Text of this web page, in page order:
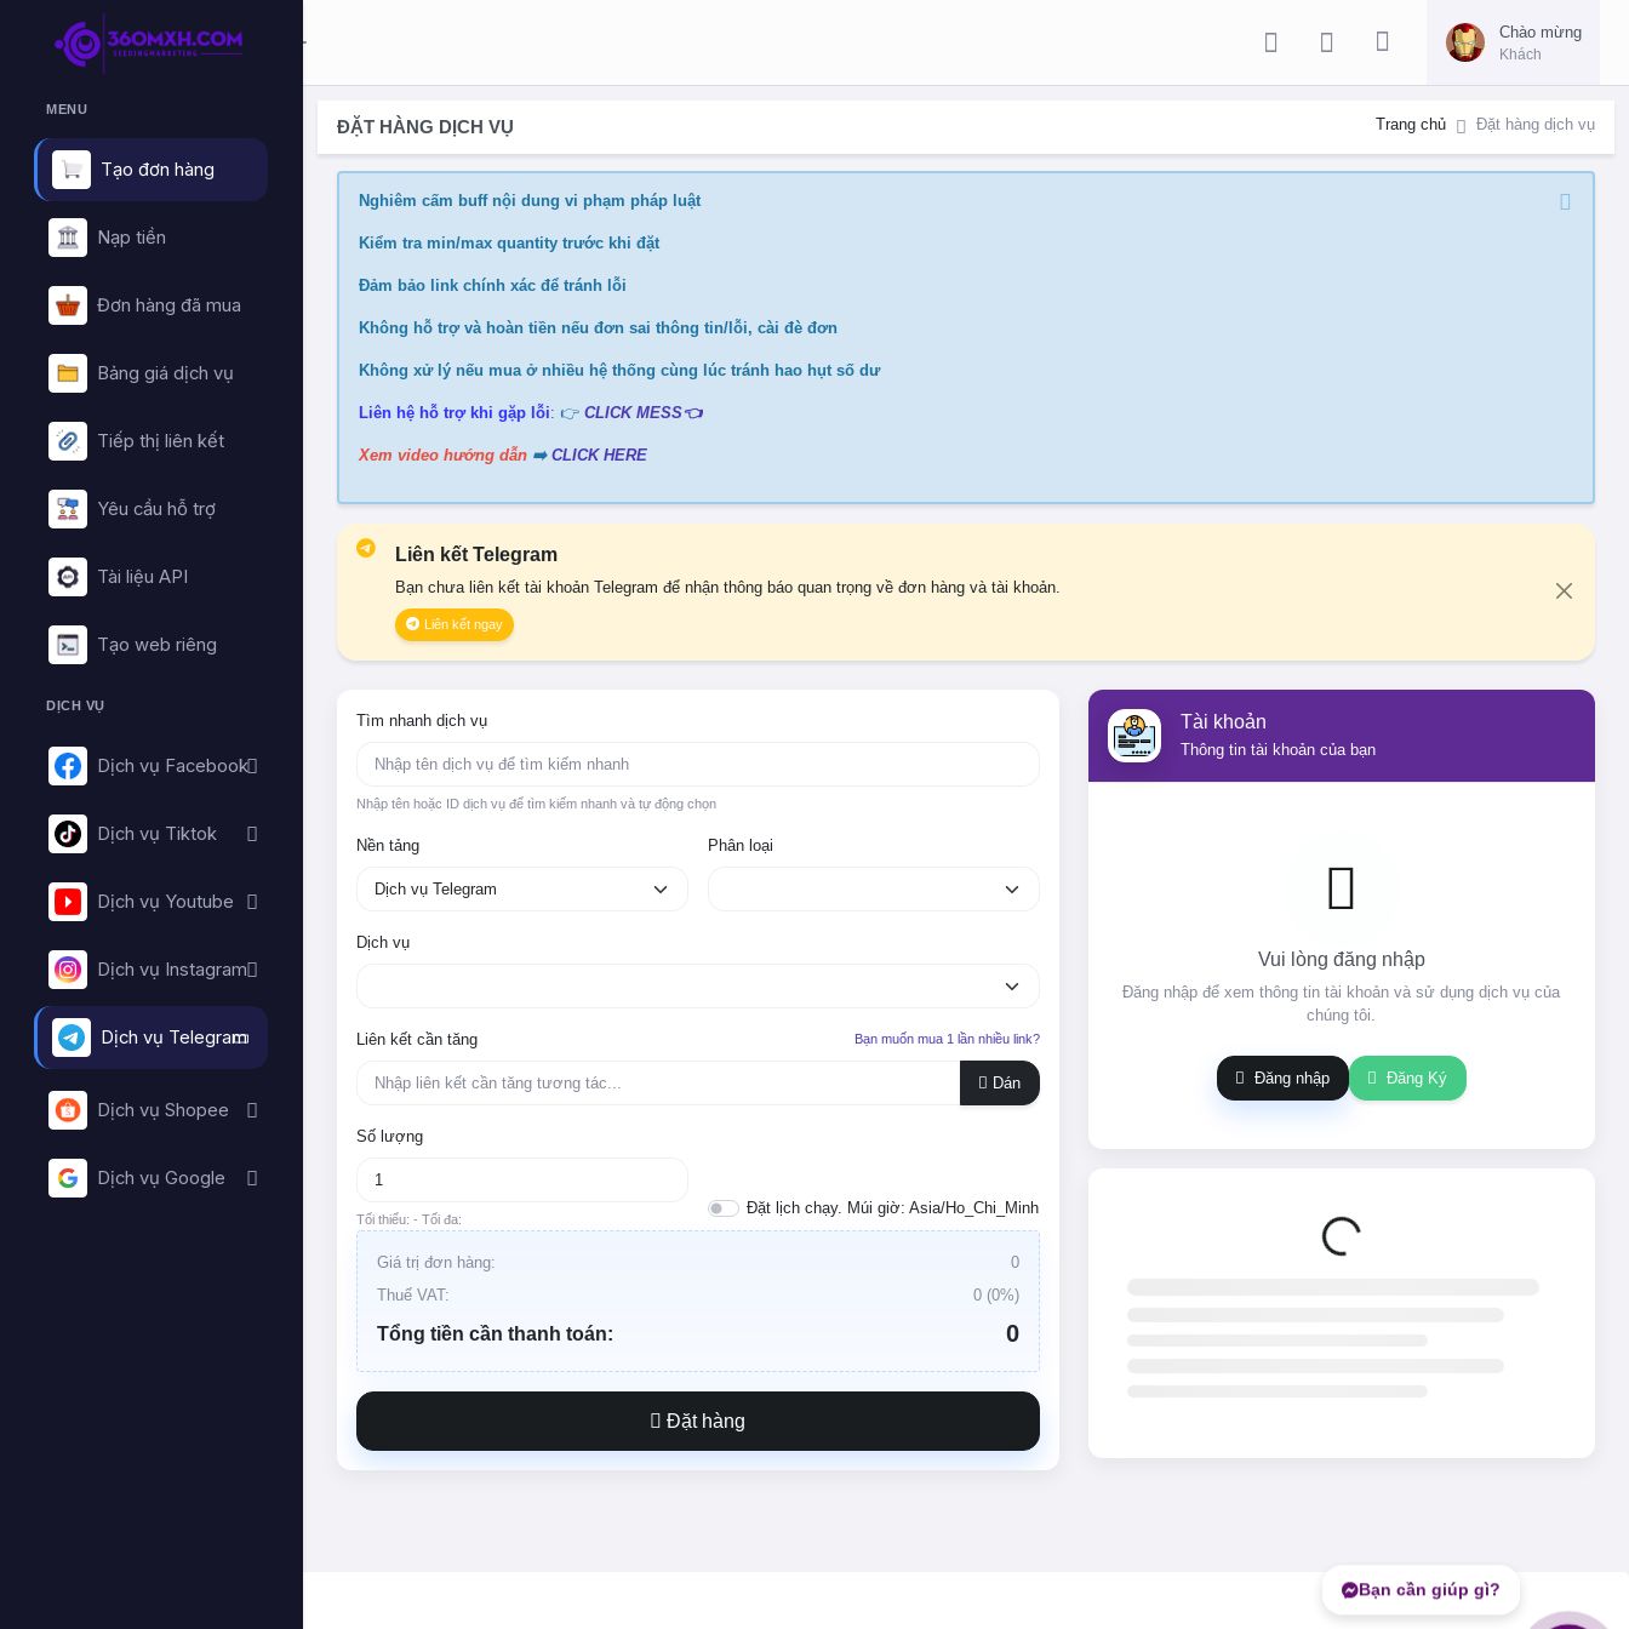
Chào mừng
Khách
MENU
Tạo đơn hàng
Nạp tiền
Đơn hàng đã mua
Bảng giá dịch vụ
Tiếp thị liên kết
Yêu cầu hỗ trợ
Tài liệu API
Tạo web riêng
DỊCH VỤ
Dịch vụ Facebook
Dịch vụ Tiktok
Dịch vụ Youtube
Dịch vụ Instagram
Dịch vụ Telegram
Dịch vụ Shopee
Dịch vụ Google
ĐẶT HÀNG DỊCH VỤ Trang chủ Đặt hàng dịch vụ
Nghiêm cấm buff nội dung vi phạm pháp luật
Kiểm tra min/max quantity trước khi đặt
Đảm bảo link chính xác để tránh lỗi
Không hỗ trợ và hoàn tiền nếu đơn sai thông tin/lỗi, cài đè đơn
Không xử lý nếu mua ở nhiều hệ thống cùng lúc tránh hao hụt số dư
Liên hệ hỗ trợ khi gặp lỗi: 👉 CLICK MESS👈
Xem video hướng dẫn ➡️ CLICK HERE
Liên kết Telegram
Bạn chưa liên kết tài khoản Telegram để nhận thông báo quan trọng về đơn hàng và tài khoản.
Liên kết ngay
Tìm nhanh dịch vụ
Nhập tên hoặc ID dịch vụ để tìm kiếm nhanh và tự động chọn
Nền tảng Phân loại
Dịch vụ
Liên kết cần tăng Bạn muốn mua 1 lần nhiều link?
Dán
Số lượng
Tối thiểu: - Tối đa:
Đặt lịch chạy. Múi giờ: Asia/Ho_Chi_Minh
Giá trị đơn hàng:
0
Thuế VAT:
0(0%)
Tổng tiền cần thanh toán: 0
Đặt hàng
Tài khoản
Thông tin tài khoản của bạn
Vui lòng đăng nhập
Đăng nhập để xem thông tin tài khoản và sử dụng dịch vụ của
chúng tôi.
Đăng nhập Đăng Ký
Đang tải...
Bạn cần giúp gì?